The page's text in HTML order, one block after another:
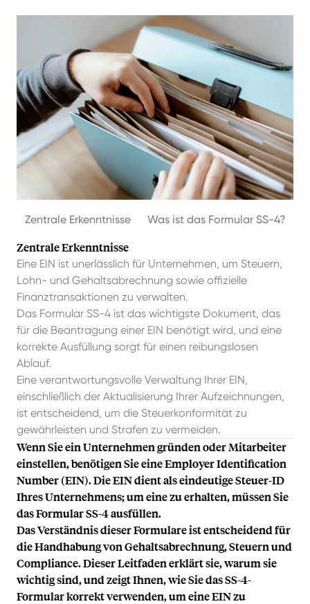
Zentrale Erkenntnisse Was ist das Formular SS-4?
Zentrale Erkenntnisse
Eine EIN ist unerlässlich für Unternehmen, um Steuern,
Lohn- und Gehaltsabrechnung sowie offizielle
Finanztransaktionen zu verwalten.
Das Formular SS-4 ist das wichtigste Dokument, das
für die Beantragung einer EIN benötigt wird, und eine
korrekte Ausfüllung sorgt für einen reibungslosen
Ablauf.
Eine verantwortungsvolle Verwaltung Ihrer EIN,
einschließlich der Aktualisierung Ihrer Aufzeichnungen,
ist entscheidend, um die Steuerkonformität zu
gewährleisten und Strafen zu vermeiden.
Wenn Sie ein Unternehmen gründen oder Mitarbeiter
einstellen, benötigen Sie eine Employer Identification
Number (EIN). Die EIN dient als eindeutige Steuer-ID
Ihres Unternehmens; um eine zu erhalten, müssen Sie
das Formular SS-4 ausfüllen.
Das Verständnis dieser Formulare ist entscheidend für
die Handhabung von Gehaltsabrechnung, Steuern und
Compliance. Dieser Leitfaden erklärt sie, warum sie
wichtig sind, und zeigt Ihnen, wie Sie das SS-4-
Formular korrekt verwenden, um eine EIN zu